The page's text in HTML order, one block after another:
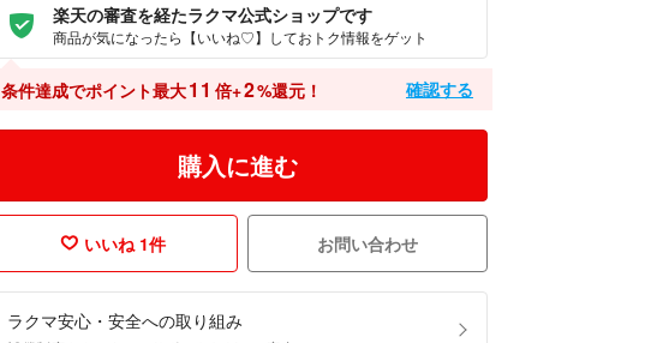
楽天の審査を経たラクマ公式ショップです
商品が気になったら【いいね♡】しておトク情報をゲット
条件達成でポイント最大11 倍+2%還元！ 確認する
購入に進む
いいね 1件 お問い合わせ
ラクマ安心・安全への取り組み